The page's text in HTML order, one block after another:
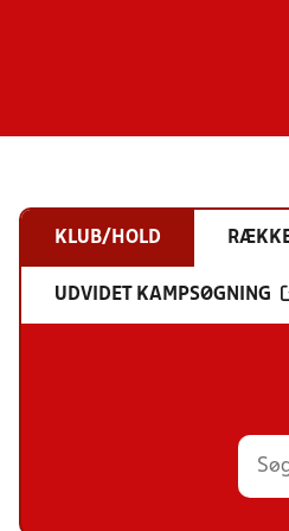
KLUB/HOLD
UDVIDET KAMPSØGNING